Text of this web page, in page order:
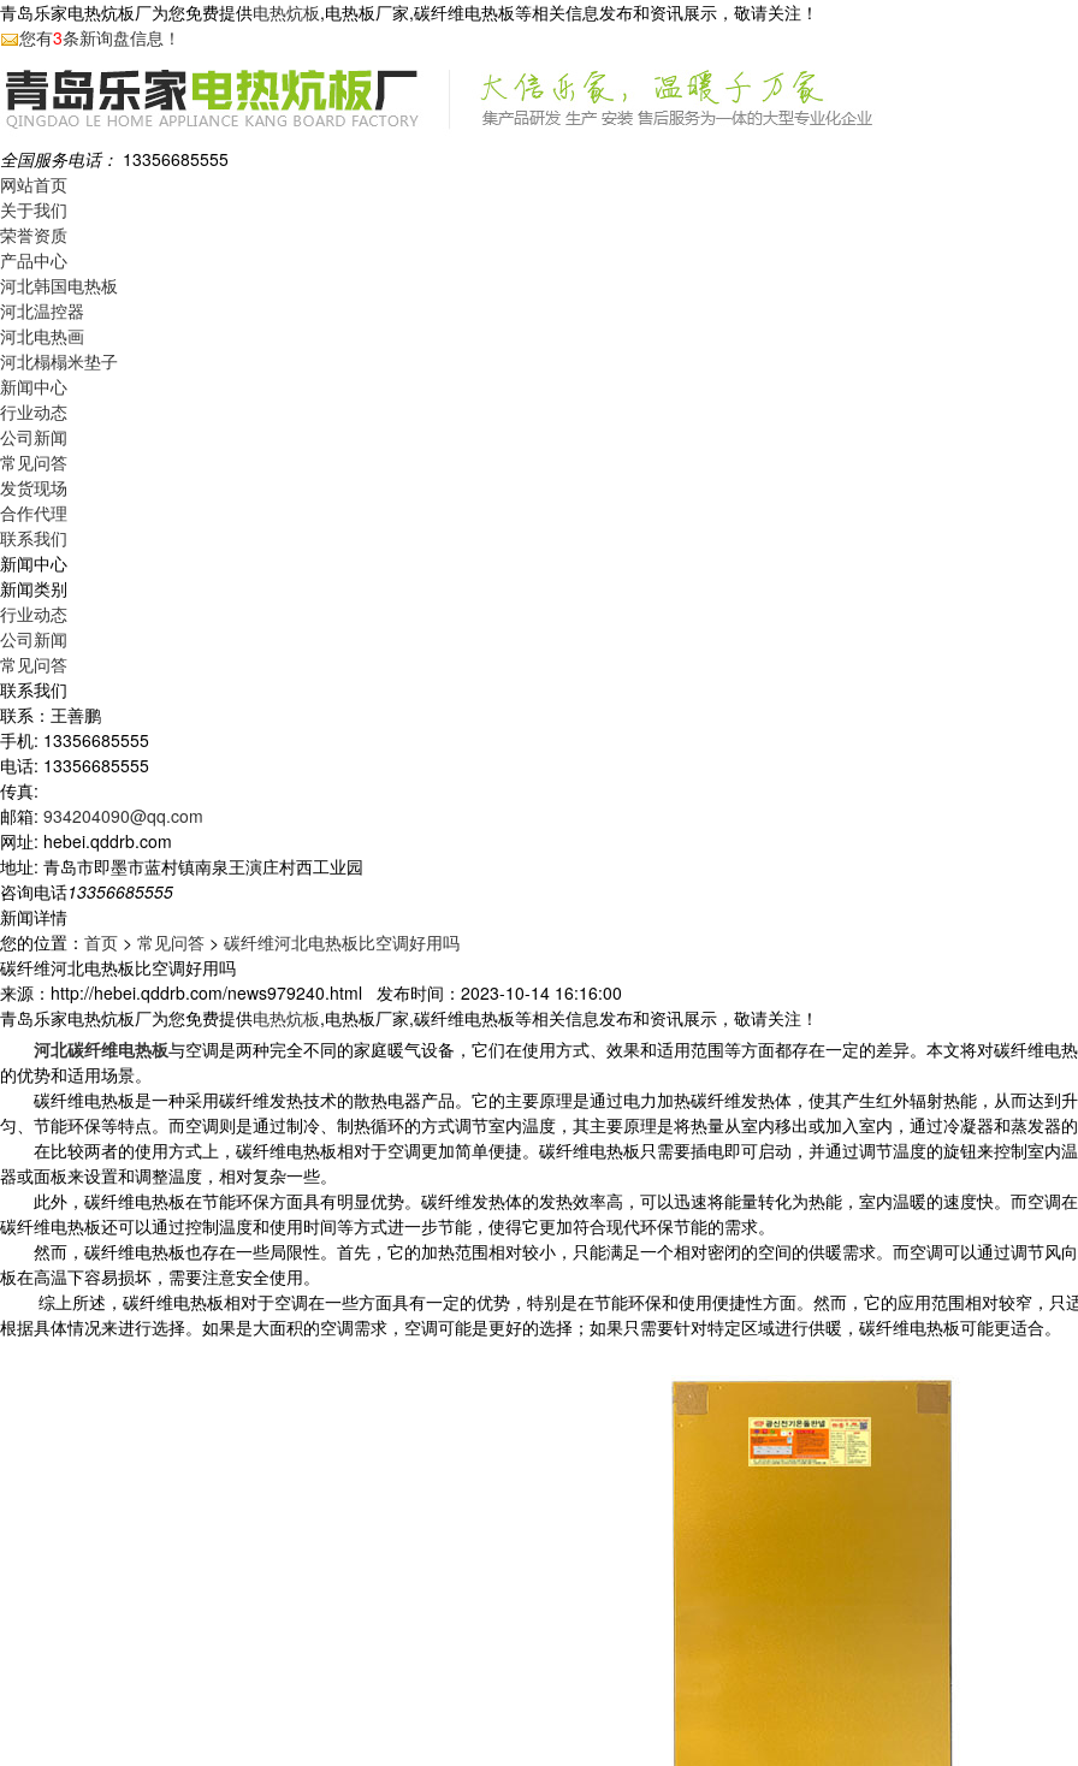
青岛乐家电热炕板厂为您免费提供电热炕板,电热板厂家,碳纤维电热板等相关信息发布和资讯展示，敬请关注！
您有3条新询盘信息！
全国服务电话： 13356685555
网站首页
关于我们
荣誉资质
产品中心
河北韩国电热板
河北温控器
河北电热画
河北榻榻米垫子
新闻中心
行业动态
公司新闻
常见问答
发货现场
合作代理
联系我们
新闻中心
新闻类别
行业动态
公司新闻
常见问答
联系我们
联系：王善鹏
手机: 13356685555
电话: 13356685555
传真:
邮箱: 934204090@qq.com
网址: hebei.qddrb.com
地址: 青岛市即墨市蓝村镇南泉王演庄村西工业园
咨询电话13356685555
新闻详情
您的位置： 首页 > 常见问答 > 碳纤维河北电热板比空调好用吗
碳纤维河北电热板比空调好用吗
来源：http://hebei.qddrb.com/news979240.html 发布时间：2023-10-14 16:16:00
青岛乐家电热炕板厂为您免费提供电热炕板,电热板厂家,碳纤维电热板等相关信息发布和资讯展示，敬请关注！
河北碳纤维电热板与空调是两种完全不同的家庭暖气设备，它们在使用方式、效果和适用范围等方面都存在一定的差异。本文将对碳纤维电
的优势和适用场景。
碳纤维电热板是一种采用碳纤维发热技术的散热电器产品。它的主要原理是通过电力加热碳纤维发热体，使其产生红外辐射热能，从而达到
匀、节能环保等特点。而空调则是通过制冷、制热循环的方式调节室内温度，其主要原理是将热量从室内移出或加入室内，通过冷凝器和蒸发器
在比较两者的使用方式上，碳纤维电热板相对于空调更加简单便捷。碳纤维电热板只需要插电即可启动，并通过调节温度的旋钮来控制室内
器或面板来设置和调整温度，相对复杂一些。
此外，碳纤维电热板在节能环保方面具有明显优势。碳纤维发热体的发热效率高，可以迅速将能量转化为热能，室内温暖的速度快。而空调
碳纤维电热板还可以通过控制温度和使用时间等方式进一步节能，使得它更加符合现代环保节能的需求。
然而，碳纤维电热板也存在一些局限性。首先，它的加热范围相对较小，只能满足一个相对密闭的空间的供暖需求。而空调可以通过调节风
板在高温下容易损坏，需要注意安全使用。
综上所述，碳纤维电热板相对于空调在一些方面具有一定的优势，特别是在节能环保和使用便捷性方面。然而，它的应用范围相对较窄，只
根据具体情况来进行选择。如果是大面积的空调需求，空调可能是更好的选择；如果只需要针对特定区域进行供暖，碳纤维电热板可能更适合。